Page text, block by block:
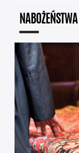
NABOŻEŃSTWA